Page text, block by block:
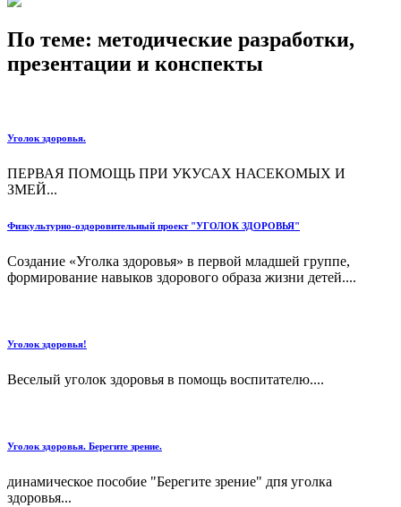
По теме: методические разработки,
презентации и конспекты
Уголок здоровья.
ПЕРВАЯ ПОМОЩЬ ПРИ УКУСАХ НАСЕКОМЫХ И
ЗМЕЙ...
Физкультурно-оздоровительный проект "УГОЛОК ЗДОРОВЬЯ"
Создание «Уголка здоровья» в первой младшей группе,
формирование навыков здорового образа жизни детей....
Уголок здоровья!
Веселый уголок здоровья в помощь воспитателю....
Уголок здоровья. Берегите зрение.
динамическое пособие "Берегите зрение" дпя уголка
здоровья...